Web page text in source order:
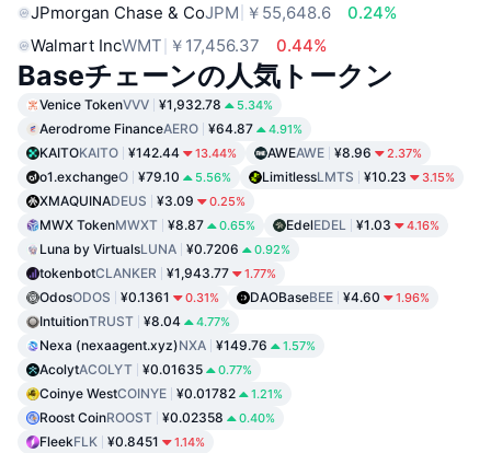
JPmorgan Chase & CoJPM ￥55,648.6
0.24%
Walmart IncWMT ￥17,456.37 0.44%
Baseチェーンの人気トークン
Venice TokenVVV ¥1,932.78 5.34%
Aerodrome FinanceAERO ¥64.87 4.91%
KAITOKAITO ¥142.44 13.44% AWEAWE ¥8.96 2.37%
o1.exchangeO ¥79.10 5.56% LimitlessLMTS ¥10.23 3.15%
XMAQUINADEUS ¥3.09 0.25%
MWX TokenMWXT ¥8.87 0.65% EdelEDEL ¥1.03 4.16%
Luna by VirtualsLUNA ¥0.7206 0.92%
tokenbotCLANKER ¥1,943.77 1.77%
OdosODOS ¥0.1361 0.31% DAOBaseBEE ¥4.60 1.96%
IntuitionTRUST ¥8.04 4.77%
Nexa (nexaagent.xyz)NXA ¥149.76 1.57%
AcolytACOLYT ¥0.01635 0.77%
Coinye WestCOINYE ¥0.01782 1.21%
Roost CoinROOST ¥0.02358 0.40%
FleekFLK ¥0.8451 1.14%